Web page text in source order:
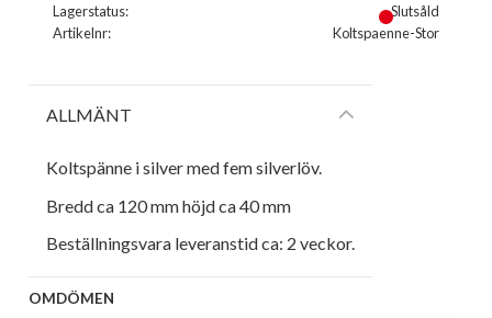
Lagerstatus
Slutsåld
Artikelnr
Koltspaenne-Stor
ALLMÄNT
Koltspänne i silver med fem silverlöv.
Bredd ca 120 mm höjd ca 40 mm
Beställningsvara leveranstid ca: 2 veckor.
OMDÖMEN